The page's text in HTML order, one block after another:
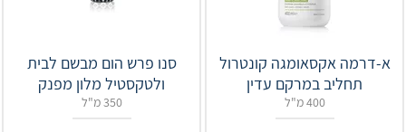
א-דרמה אקסאומגה קונטרול
תחליב במרקם עדין
400 מ"ל
סנו פרש הום מבשם לבית
ולטקסטיל מלון מפנק
350 מ"ל